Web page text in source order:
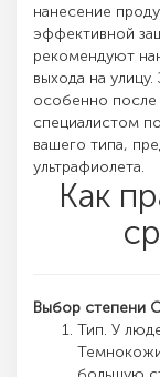
нанесение
эффективной
рекомендуют
выхода на
особенно после
специалистом
вашего типа,
ультрафиолета.
Как
Выбор степени
Тип. У